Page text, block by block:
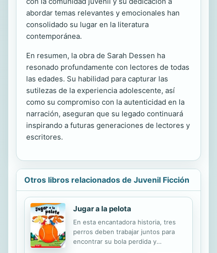
abordar temas relevantes y emocionales han
consolidado su lugar en la literatura
contemporánea.
En resumen, la obra de Sarah Dessen ha
resonado profundamente con lectores de todas
las edades. Su habilidad para capturar las
sutilezas de la experiencia adolescente, así
como su compromiso con la autenticidad en la
narración, aseguran que su legado continuará
inspirando a futuras generaciones de lectores y
escritores.
Otros libros relacionados de Juvenil Ficción
Jugar a la pelota
En esta encantadora historia, tres
perros deben trabajar juntos para
encontrar su bola perdida y